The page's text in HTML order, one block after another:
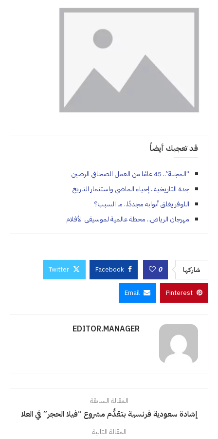
قد تعجبك أيضاً
“المجلة”.. 45 عامًا من العمل الصحافي الرصين
جدة التاريخية.. إحياء الماضي واستثمار التاريخ
اللوفر يغلق أبوابه مجددًا.. ما السبب؟
مهرجان الرياض.. محطة عالمية لموسيقى الأفلام
شاركها 0
Facebook
Twitter
Pinterest
Email
EDITOR.MANAGER
المقالة السابقة
إشادة سعودية فرنسية بتقدُّم مشروع “فيلا الحجر” في العلا
المقالة التالية